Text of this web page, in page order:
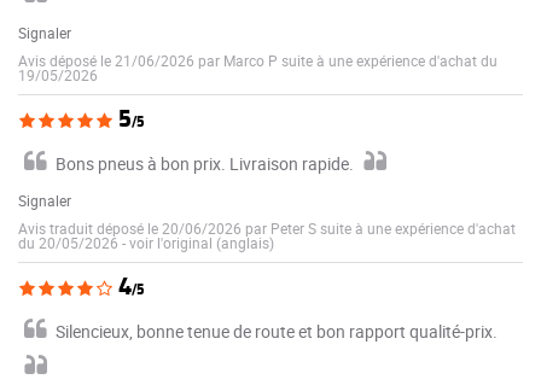
Signaler
Avis déposé le 21/06/2026 par Marco P suite à une expérience d'achat du
19/05/2026
5/5
Bons pneus à bon prix. Livraison rapide.
Signaler
Avis traduit déposé le 20/06/2026 par Peter S suite à une expérience d'achat
du 20/05/2026 -voir l'original (anglais)
4/5
Silencieux, bonne tenue de route et bon rapport qualité-prix.